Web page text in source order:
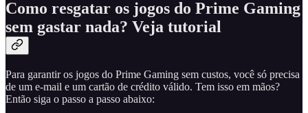
Como resgatar os jogos do Prime Gaming
sem gastar nada? Veja tutorial
Para garantir os jogos do Prime Gaming sem custos, você só precisa
de um e-mail e um cartão de crédito válido. Tem isso em mãos?
Então siga o passo a passo abaixo: